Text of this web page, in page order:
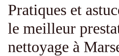
Pratiques et
le meilleur
nettoyage à